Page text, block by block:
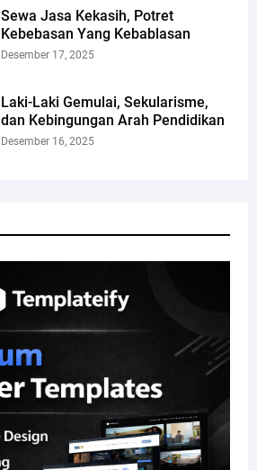
Sewa Jasa Kekasih, Potret
Kebebasan Yang Kebablasan
Desember 17, 2025
Laki-Laki Gemulai, Sekularisme,
dan Kebingungan Arah Pendidikan
Desember 16, 2025